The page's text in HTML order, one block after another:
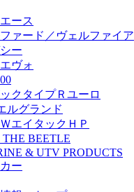
ース
ァード／ヴェルファイア
ー
ヴォ
クタイプＲユーロ
ルグランド
エイタックＨＰ
THE BEETLE
& UTV PRODUCTS
ー